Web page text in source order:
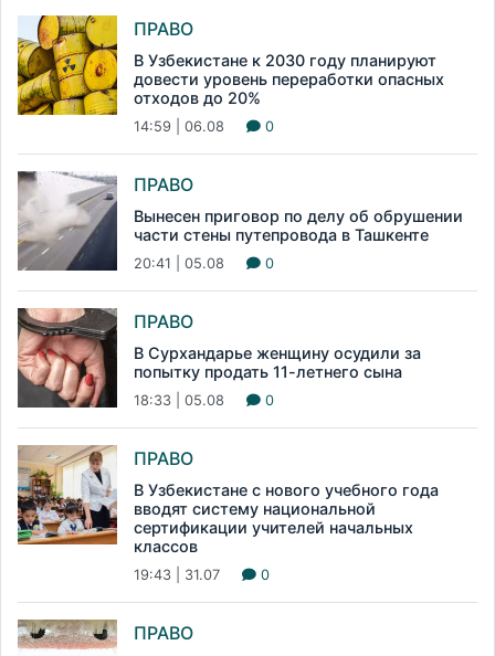
ПРАВО
В Узбекистане к 2030 году планируют
довести уровень переработки опасных
отходов до 20%
14:59 | 06.08 0
ПРАВО
Вынесен приговор по делу об обрушении
части стены путепровода в Ташкенте
20:41 | 05.08 0
ПРАВО
В Сурхандарье женщину осудили за
попытку продать 11-летнего сына
18:33 | 05.08 0
ПРАВО
В Узбекистане с нового учебного года
вводят систему национальной
сертификации учителей начальных
классов
19:43 | 31.07 0
ПРАВО